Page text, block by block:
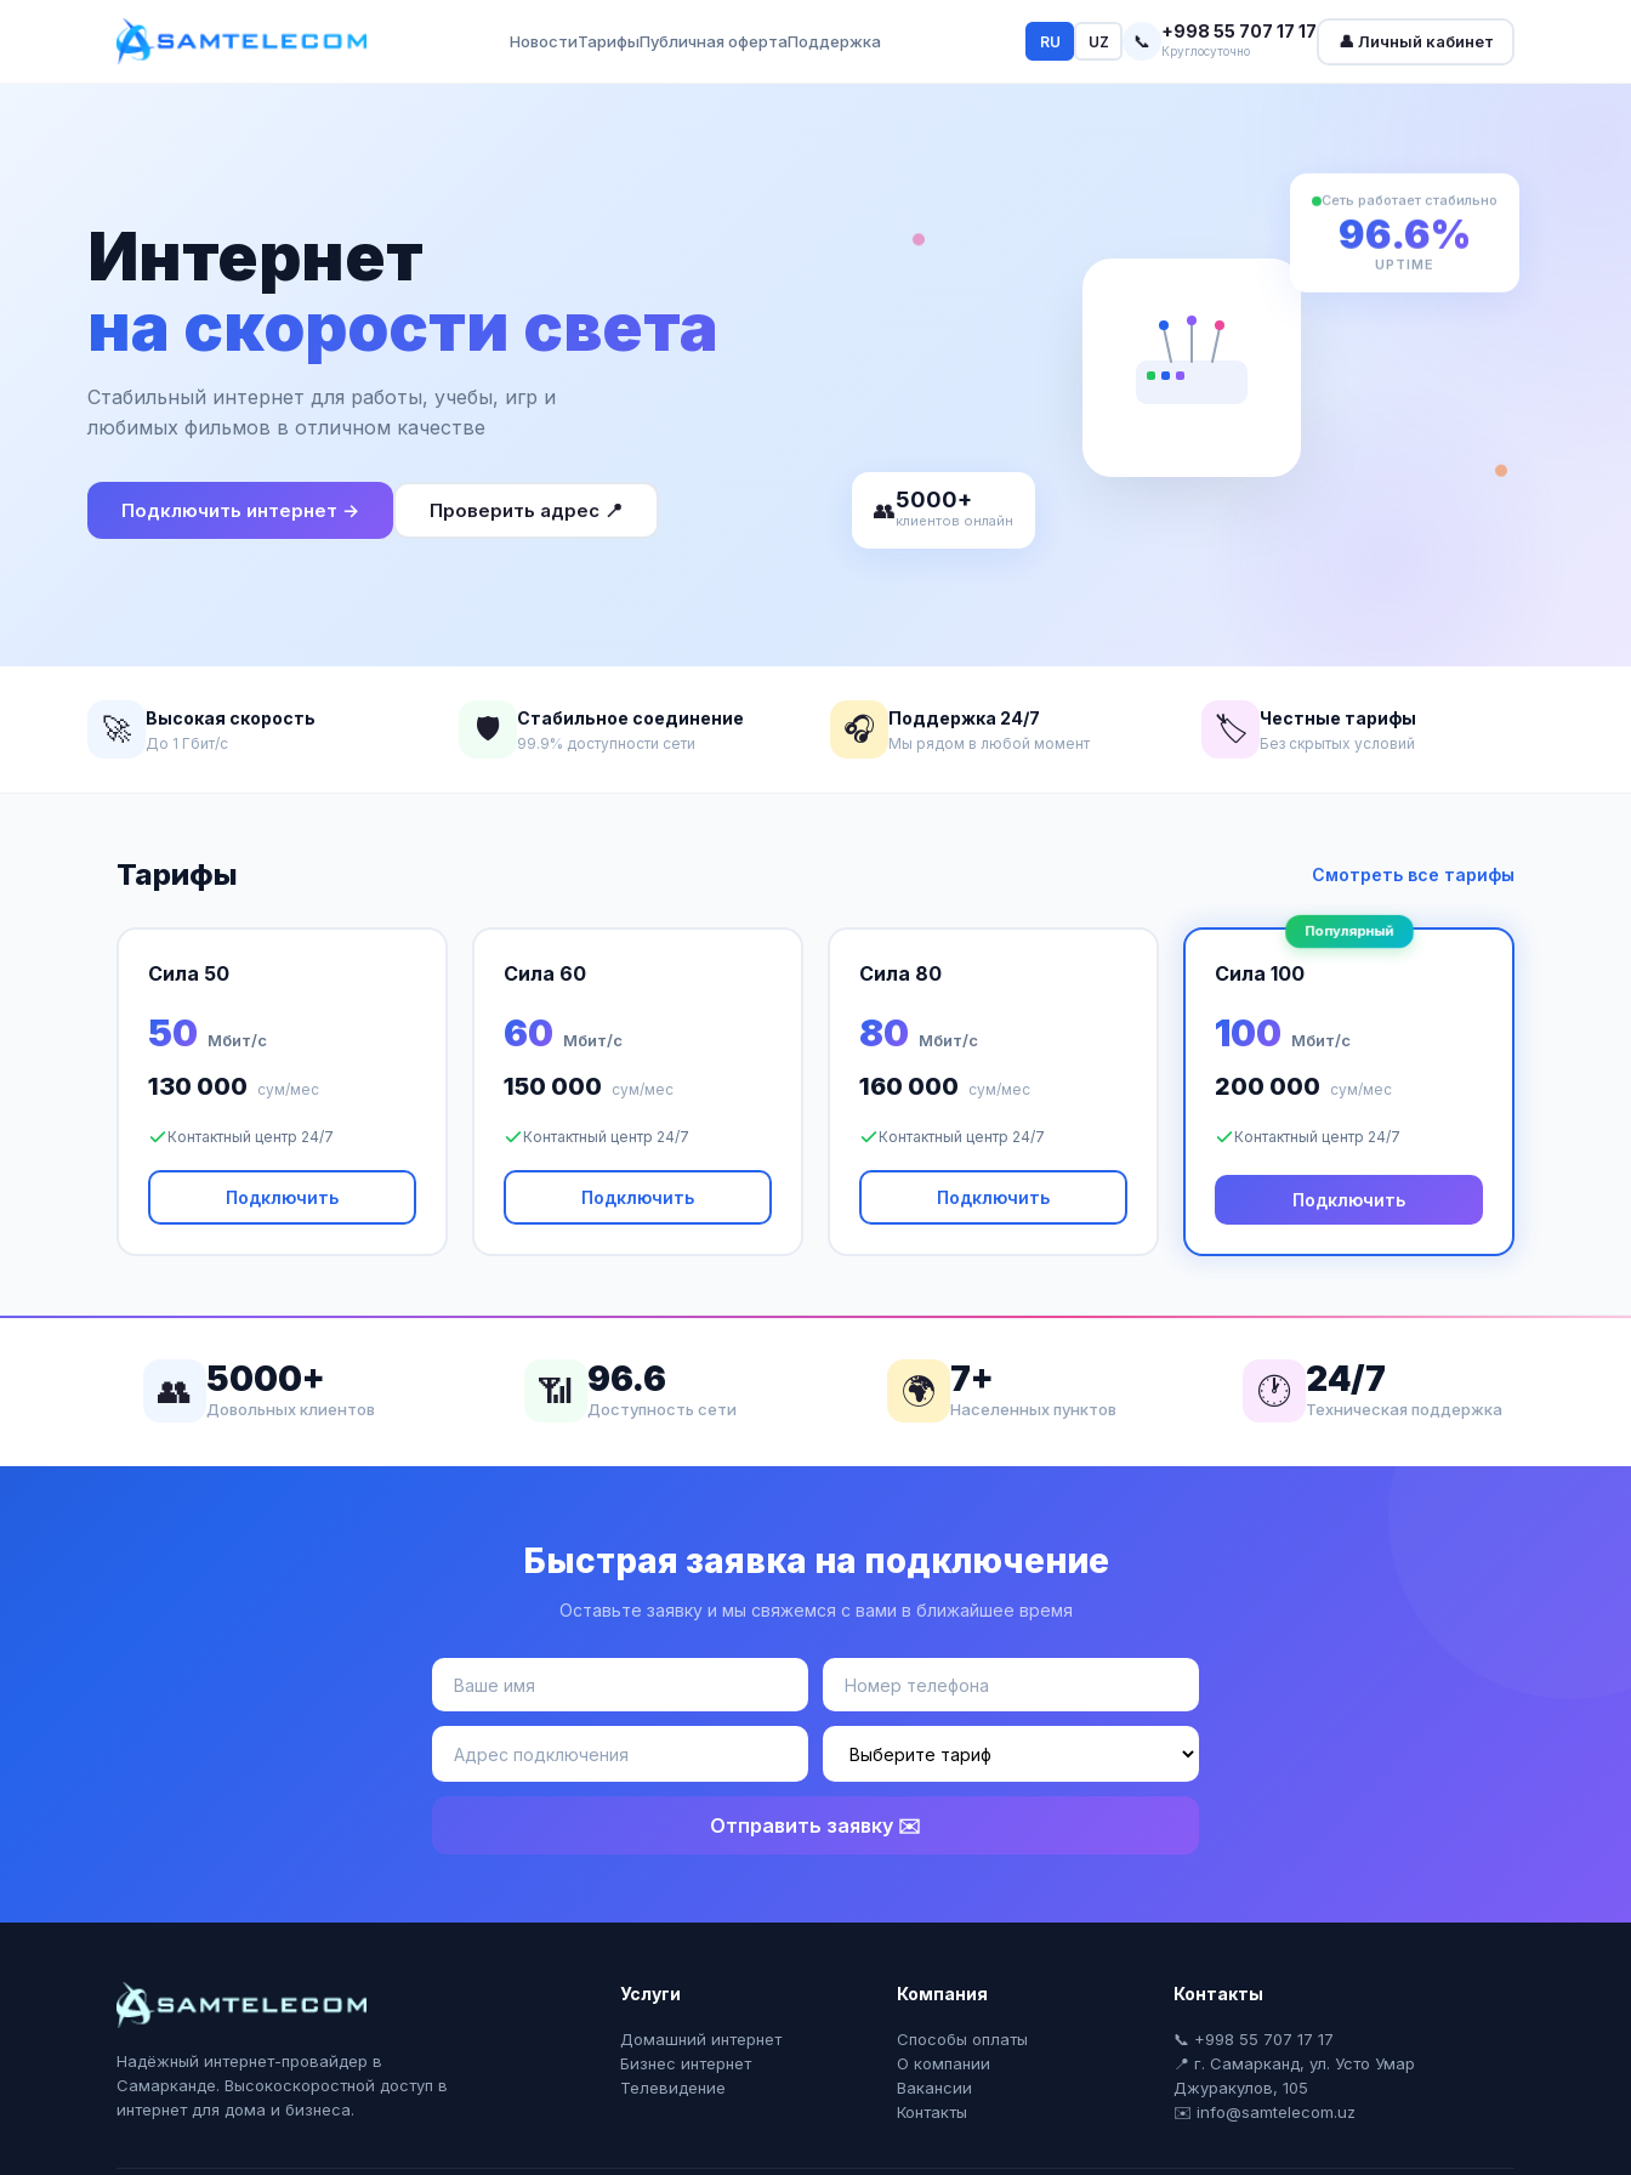
НовостиТарифыПубличная офертаПоддержка RU UZ 📞 +998 55 707 17 17
Круглосуточно 👤 Личный кабинет
Интернет
на скорости света
Стабильный интернет для работы, учебы, игр и
любимых фильмов в отличном качестве
Подключить интернет → Проверить адрес 📍
Сеть работает стабильно
96.6%
UPTIME
👥5000+
клиентов онлайн
🚀 Высокая скорость
До 1 Гбит/с 🛡️ Стабильное соединение
99.9% доступности сети 🎧 Поддержка 24/7
Мы рядом в любой момент 🏷️ Честные тарифы
Без скрытых условий
Тарифы Смотреть все тарифы
Сила 50
50 Мбит/с
130 000 сум/мес
Контактный центр 24/7
Подключить
Сила 60
60 Мбит/с
150 000 сум/мес
Контактный центр 24/7
Подключить
Сила 80
80 Мбит/с
160 000 сум/мес
Контактный центр 24/7
Подключить
Популярный
Сила 100
100 Мбит/с
200 000 сум/мес
Контактный центр 24/7
Подключить
👥 5000+
Довольных клиентов 📶 96.6
Доступность сети 🌍 7+
Населенных пунктов 🕐 24/7
Техническая поддержка
Быстрая заявка на подключение
Оставьте заявку и мы свяжемся с вами в ближайшее время
Отправить заявку ✉️
Надёжный интернет-провайдер в
Самарканде. Высокоскоростной доступ в
интернет для дома и бизнеса.
Услуги
Домашний интернет
Бизнес интернет
Телевидение
Компания
Способы оплаты
О компании
Вакансии
Контакты
Контакты
📞 +998 55 707 17 17
📍 г. Самарканд, ул. Усто Умар
Джуракулов, 105
✉️ info@samtelecom.uz